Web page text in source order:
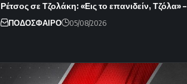
Ρέτσος σε Τζολάκη: «Εις το επανιδείν,
ΠΟΔΟΣΦΑΙΡΟ 05/08/2026